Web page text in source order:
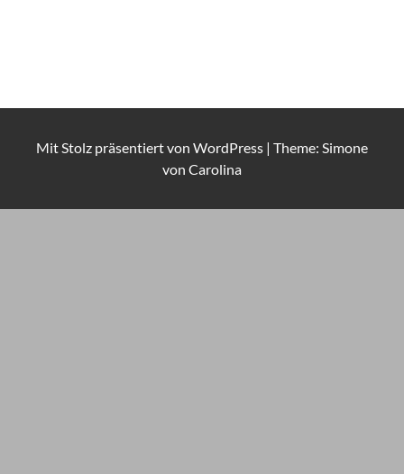
Mit Stolz präsentiert von WordPress | Theme: Simone
von Carolina